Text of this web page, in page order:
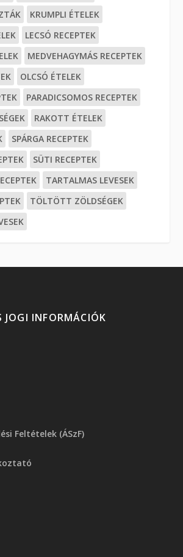
KRUMPLI ÉTELEK
LECSÓ RECEPTEK
MEDVEHAGYMÁS RECEPTEK
OLCSÓ ÉTELEK
PARADICSOMOS RECEPTEK
RAKOTT ÉTELEK
SPÁRGA RECEPTEK
SÜTI RECEPTEK
TARTALMAS LEVESEK
TÖLTÖTT ZÖLDSÉGEK
JOGI INFORMÁCIÓK
Feltételek (ÁSzF)